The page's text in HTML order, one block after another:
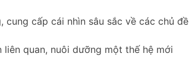
cấp cái nhìn sâu sắc về các chủ đề
quan, nuôi dưỡng một thế hệ mới